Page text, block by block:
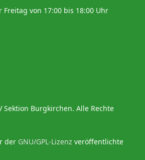
von 17:00 bis 18:00 Uhr
Sektion Burgkirchen. Alle Rechte
der GNU/GPL-Lizenz veröffentlichte